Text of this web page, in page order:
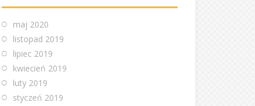
maj 2020
listopad 2019
lipiec 2019
kwiecień 2019
luty 2019
styczeń 2019